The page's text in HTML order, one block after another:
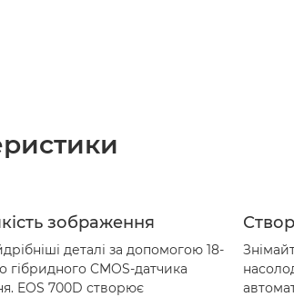
зображення
деталі за допомогою 18-
гібридного CMOS-датчика
EOS 700D створює